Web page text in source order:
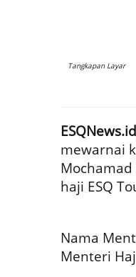
Tangkapan Layar
mewarnai
haji ESQ
Nama
Menteri